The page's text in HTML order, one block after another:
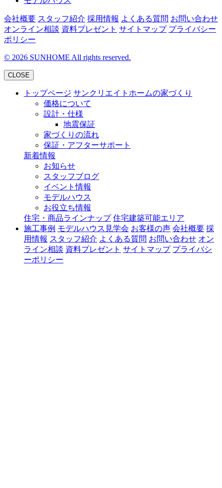
会社概要 スタッフ紹介 採用情報 よくある質問 お問い合わせ
オンライン相談 資料プレゼント サイトマップ プライバシー
ポリシー
© 2026 SUNHOME All rights reserved.
CLOSE
トップページ サンクリエイトホームの家づくり
価格について
設計・仕様
地震保証
家づくりの流れ
保証・アフターサポート
新着情報
お知らせ
スタッフブログ
イベント情報
モデルハウス
お役立ち情報
住宅・商品ラインナップ 住宅建築可能エリア
施工事例 モデルハウス見学会 お客様の声 会社概要 採
用情報 スタッフ紹介 よくある質問 お問い合わせ オン
ライン相談 資料プレゼント サイトマップ プライバシ
ーポリシー